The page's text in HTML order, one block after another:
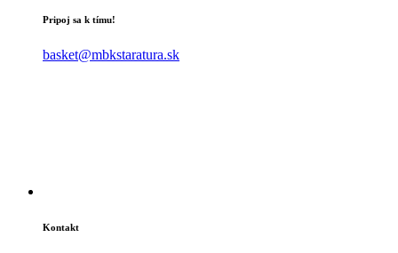
Pripoj sa k tímu!
basket@mbkstaratura.sk
Kontakt